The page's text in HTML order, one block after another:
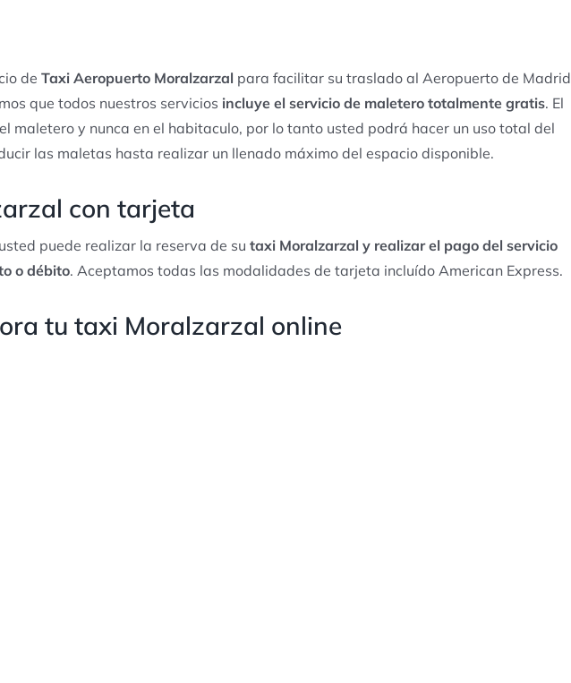
de Taxi Aeropuerto Moralzarzal para facilitar su traslado al Aeropuerto de Madrid
que todos nuestros servicios incluye el servicio de maletero totalmente gratis. El
maletero y nunca en el habitaculo, por lo tanto usted podrá hacer un uso total del
las maletas hasta realizar un llenado máximo del espacio disponible.
con tarjeta
puede realizar la reserva de su taxi Moralzarzal y realizar el pago del servicio
o débito. Aceptamos todas las modalidades de tarjeta incluído American Express.
tu taxi Moralzarzal online